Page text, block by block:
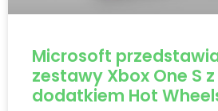
Microsoft
zestawy Xbox One S z
dodatkiem Hot